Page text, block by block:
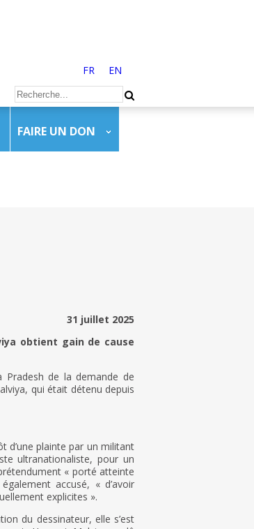
FR EN
FAIRE UN DON
31 juillet 2025
obtient gain de cause
de la demande de
qui était détenu depuis
d’une plainte par un militant
ultranationaliste, pour un
« porté atteinte
accusé, « d’avoir
explicites ».
du dessinateur, elle s’est